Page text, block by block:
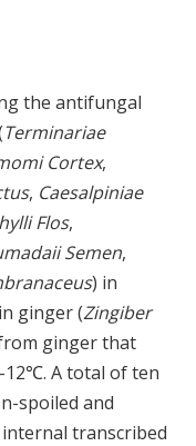
the antifungal
Terminariae
Cortex,
, Caesalpiniae
Flos,
Semen,
) in
ginger (Zingiber
ginger that
12℃. A total of ten
spoiled and
transcribed